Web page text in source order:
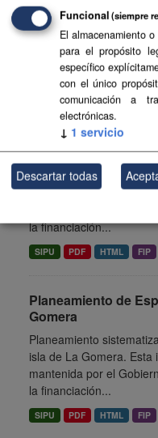
Fuerteventura
Planeamiento
isla de Fuerteventura.
mantenida por el
PDF HTML FIP
Planeamiento de
Planeamiento
isla de El Hierro. Esta
mantenida por el
la financiación...
SIPU PDF HTML FIP
Planeamiento de
Gomera
Planeamiento
isla de La Gomera.
mantenida por el
la financiación...
SIPU PDF HTML FIP
Funcional (siempre
El almacenamiento
para el propósito
específico
con el único
comunicación a
electrónicas.
↓ 1 servicio
Descartar todas